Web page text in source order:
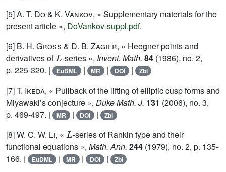
[5]A. T. Do& K. Vankov, « Supplementary materials for the
present article », DoVankov-suppl.pdf.
[6] B. H. Gross & D. B. Zagier, « Heegner points and
derivatives of
L
-series », Invent. Math. 84(1986), no. 2,
p. 225-320. |
EuDML | MR | DOI | Zbl
[7]T. Ikeda, « Pullback of the lifting of elliptic cusp forms and
Miyawaki’s conjecture », Duke Math. J. 131 (2006), no. 3,
p. 469-497. |
MR | DOI | Zbl
[8]W. C. W. Li, «
-series of Rankin type and their
functional equations », Math. Ann. 244 (1979), no. 2, p. 135-
166. |
EuDML | MR | DOI | Zbl